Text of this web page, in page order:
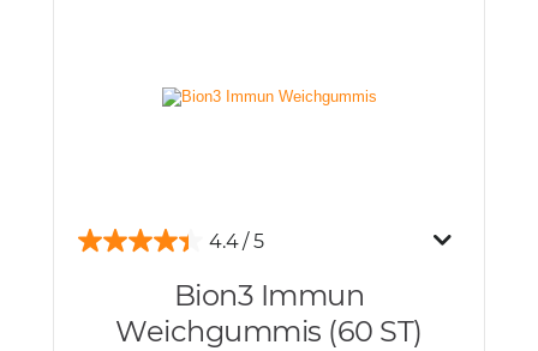
4.4
Bion3 Immun
Weichgummis (60 ST)